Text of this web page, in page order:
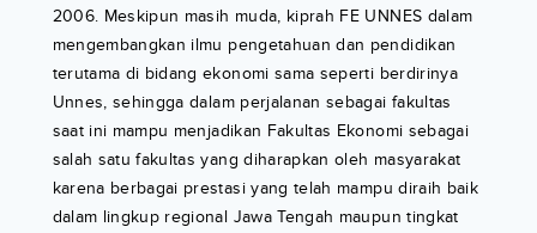
2006. Meskipun masih muda, kiprah FE UNNES dalam
mengembangkan ilmu pengetahuan dan pendidikan
terutama di bidang ekonomi sama seperti berdirinya
Unnes, sehingga dalam perjalanan sebagai fakultas
saat ini mampu menjadikan Fakultas Ekonomi sebagai
salah satu fakultas yang diharapkan oleh masyarakat
karena berbagai prestasi yang telah mampu diraih baik
dalam lingkup regional Jawa Tengah maupun tingkat